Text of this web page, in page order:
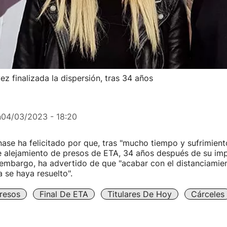
finalizada la dispersión, tras 34 años
04/03/2023 - 18:20
ha felicitado por que, tras "mucho tiempo y
de presos de ETA, 34 años después de su
ha advertido de que "acabar con el
se haya resuelto".
Final De ETA Titulares De Hoy Cárceles